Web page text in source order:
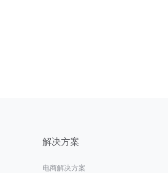
解决方案
电商解决方案